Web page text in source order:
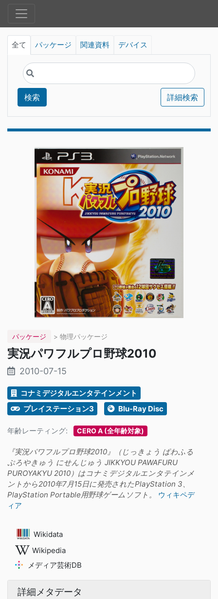
全て パッケージ 関連資料 デバイス
検索 詳細検索
パッケージ > 物理パッケージ
実況パワフルプロ野球2010
2010-07-15
コナミデジタルエンタテインメント
プレイステーション3
Blu-Ray Disc
年齢レーティング: CERO A (全年齢対象)
『実況パワフルプロ野球2010』（じっきょう ぱわふる
ぷろやきゅう にせんじゅう JIKKYOU PAWAFURU
PUROYAKYU 2010）はコナミデジタルエンタテインメ
ントから2010年7月15日に発売されたPlayStation 3、
PlayStation Portable用野球ゲームソフト。
ウィキペデ
ィア
Wikidata
Wikipedia
メディア芸術DB
詳細メタデータ